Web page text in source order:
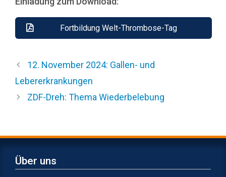
Fortbildung Welt-Thrombose-Tag
12. November 2024: Gallen- und
Lebererkrankungen
ZDF-Dreh: Thema Wiederbelebung
Über uns